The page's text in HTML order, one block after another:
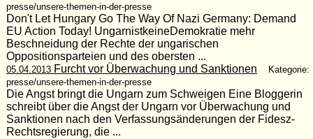
presse/unsere-themen-in-der-presse
Don't Let Hungary Go The Way Of Nazi Germany: Demand
EU Action Today! UngarnistkeineDemokratie mehr
Beschneidung der Rechte der ungarischen
Oppositionsparteien und des obersten ...
05.04.2013Furcht vor Überwachung und Sanktionen
Kategorie:
presse/unsere-themen-in-der-presse
Die Angst bringt die Ungarn zum Schweigen Eine Bloggerin
schreibt über die Angst der Ungarn vor Überwachung und
Sanktionen nach den Verfassungsänderungen der Fidesz-
Rechtsregierung, die ...